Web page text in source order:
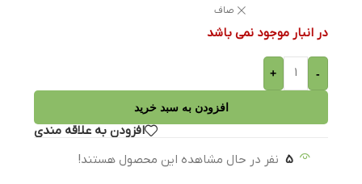
صاف
در انبار موجود نمی باشد
-
+
افزودن به سبد خرید
افزودن به علاقه مندی
5 نفر در حال مشاهده این محصول هستند!